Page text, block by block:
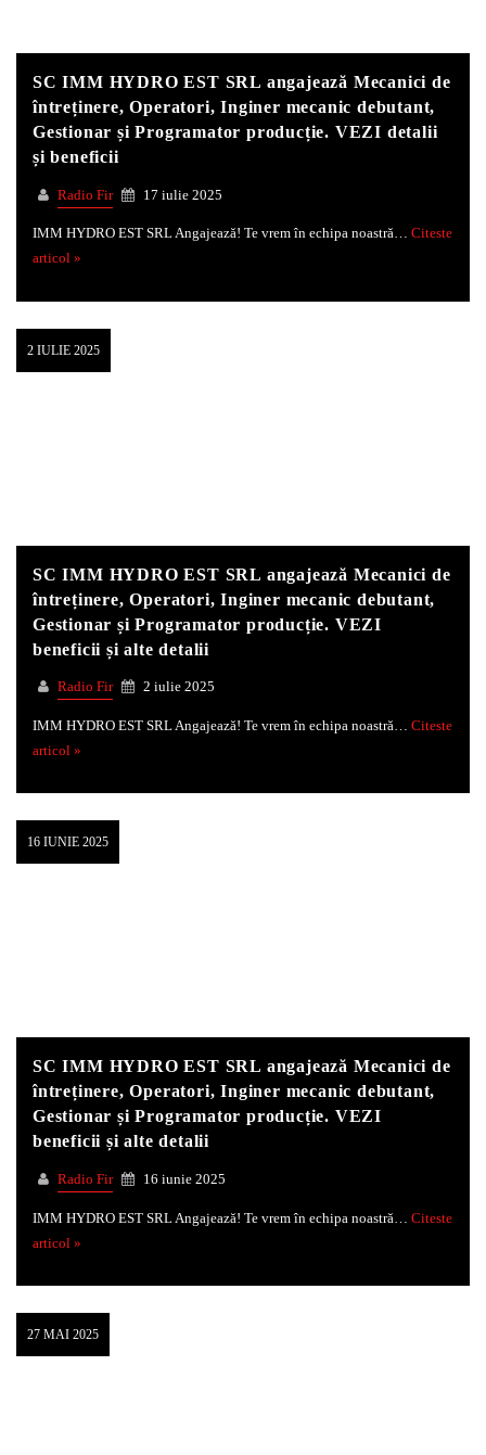
SC IMM HYDRO EST SRL angajează Mecanici de
întreținere, Operatori, Inginer mecanic debutant,
Gestionar și Programator producție. VEZI detalii
și beneficii
Radio Fir 17 iulie 2025
IMM HYDRO EST SRL Angajează! Te vrem în echipa noastră… Citeste
articol »
2 IULIE 2025
SC IMM HYDRO EST SRL angajează Mecanici de
întreținere, Operatori, Inginer mecanic debutant,
Gestionar și Programator producție. VEZI
beneficii și alte detalii
Radio Fir 2 iulie 2025
IMM HYDRO EST SRL Angajează! Te vrem în echipa noastră… Citeste
articol »
16 IUNIE 2025
SC IMM HYDRO EST SRL angajează Mecanici de
întreținere, Operatori, Inginer mecanic debutant,
Gestionar și Programator producție. VEZI
beneficii și alte detalii
Radio Fir 16 iunie 2025
IMM HYDRO EST SRL Angajează! Te vrem în echipa noastră… Citeste
articol »
27 MAI 2025